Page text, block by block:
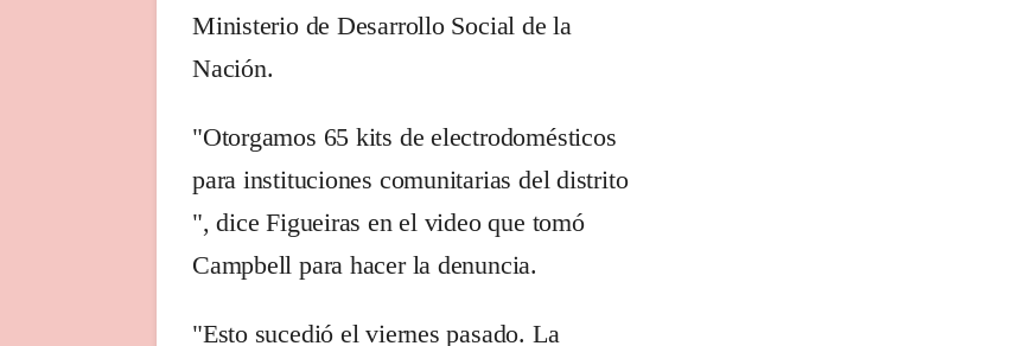
Ministerio de Desarrollo Social de la
Nación.
"Otorgamos 65 kits de electrodomésticos
para instituciones comunitarias del distrito
", dice Figueiras en el video que tomó
Campbell para hacer la denuncia.
"Esto sucedió el viernes pasado. La